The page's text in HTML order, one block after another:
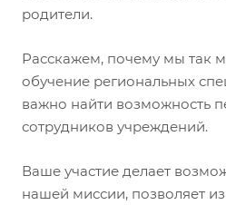
родители.
Расскажем, почему мы так
обучение региональных
важно найти возможность
сотрудников учреждений.
Ваше участие делает
нашей миссии, позволяет